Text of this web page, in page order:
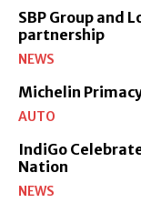
SBP Group and
partnership
NEWS
Michelin
AUTO
IndiGo
Nation
NEWS